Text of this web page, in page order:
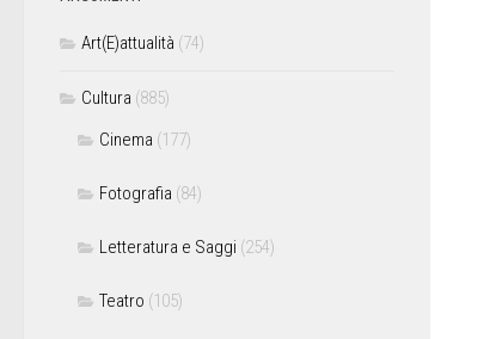
Art(E)attualità (74)
Cultura (885)
Cinema (177)
Fotografia (84)
Letteratura e Saggi (254)
Teatro (105)